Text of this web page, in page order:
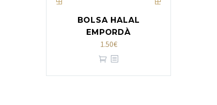
BOLSA HALAL
EMPORDÀ
1.50€